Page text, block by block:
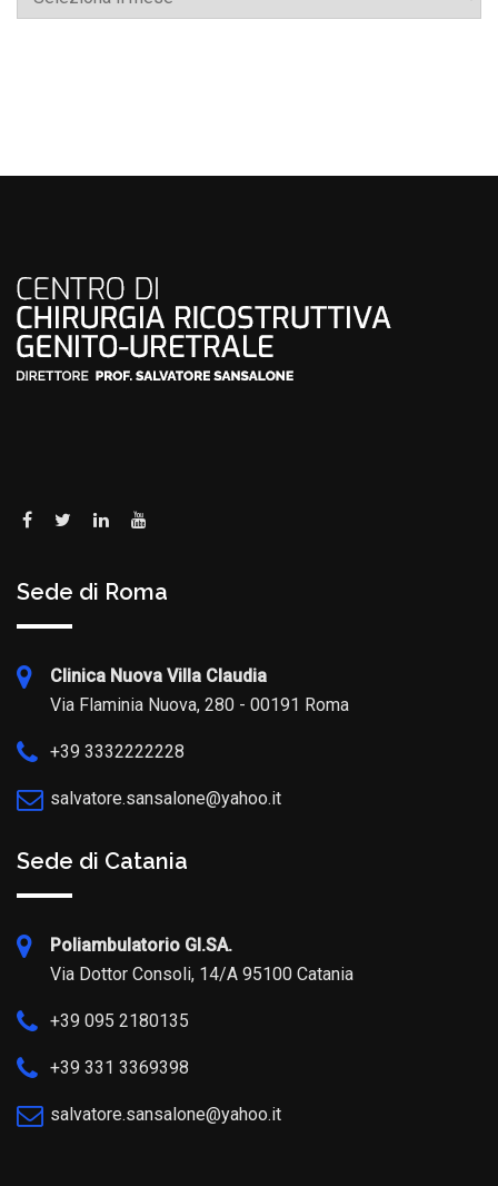
Sede di Roma
Clinica Nuova Villa Claudia
Via Flaminia Nuova, 280 - 00191 Roma
+39 3332222228
salvatore.sansalone@yahoo.it
Sede di Catania
Poliambulatorio GI.SA.
Via Dottor Consoli, 14/A 95100 Catania
+39 095 2180135
+39 331 3369398
salvatore.sansalone@yahoo.it